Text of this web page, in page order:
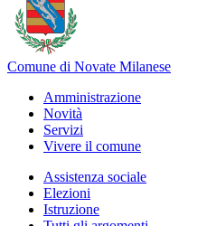
Comune di Novate Milanese
Amministrazione
Novità
Servizi
Vivere il comune
Assistenza sociale
Elezioni
Istruzione